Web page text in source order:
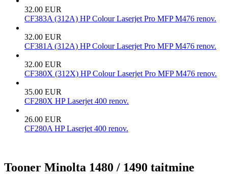
32.00 EUR
CF383A (312A) HP Colour Laserjet Pro MFP M476 renov.
32.00 EUR
CF381A (312A) HP Colour Laserjet Pro MFP M476 renov.
32.00 EUR
CF380X (312X) HP Colour Laserjet Pro MFP M476 renov.
35.00 EUR
CF280X HP Laserjet 400 renov.
26.00 EUR
CF280A HP Laserjet 400 renov.
Tooner Minolta 1480 / 1490 taitmine